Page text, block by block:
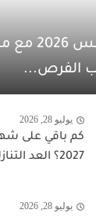
مفاجآت
الفرص...
يوليو 28, 2026
كم باقي على
2027؟ العد التنازلي...
يوليو 28, 2026